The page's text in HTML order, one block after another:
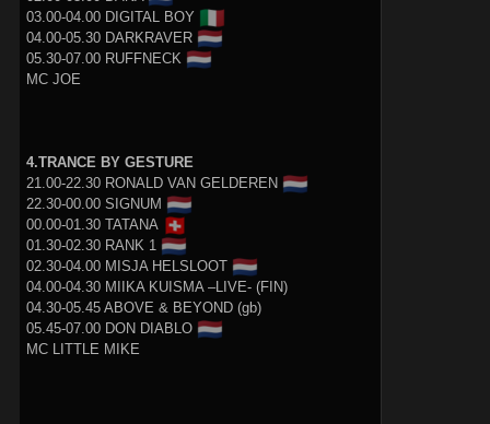
03.00-04.00 DIGITAL BOY 🇮🇹
04.00-05.30 DARKRAVER 🇳🇱
05.30-07.00 RUFFNECK 🇳🇱
MC JOE
4.TRANCE BY GESTURE
21.00-22.30 RONALD VAN GELDEREN 🇳🇱
22.30-00.00 SIGNUM 🇳🇱
00.00-01.30 TATANA 🇨🇭
01.30-02.30 RANK 1 🇳🇱
02.30-04.00 MISJA HELSLOOT 🇳🇱
04.00-04.30 MIIKA KUISMA –LIVE- (FIN)
04.30-05.45 ABOVE & BEYOND (gb)
05.45-07.00 DON DIABLO 🇳🇱
MC LITTLE MIKE